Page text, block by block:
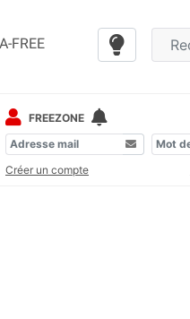
FREE
FREEZONE
Créer un compte